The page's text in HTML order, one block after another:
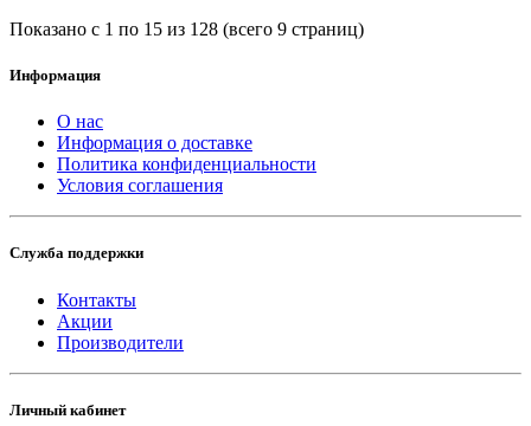
Показано с 1 по 15 из 128 (всего 9 страниц)
Информация
О нас
Информация о доставке
Политика конфиденциальности
Условия соглашения
Служба поддержки
Контакты
Акции
Производители
Личный кабинет